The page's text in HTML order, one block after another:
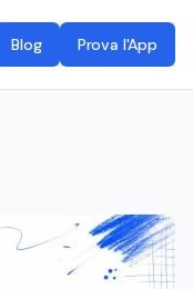
Blog Prova l'App